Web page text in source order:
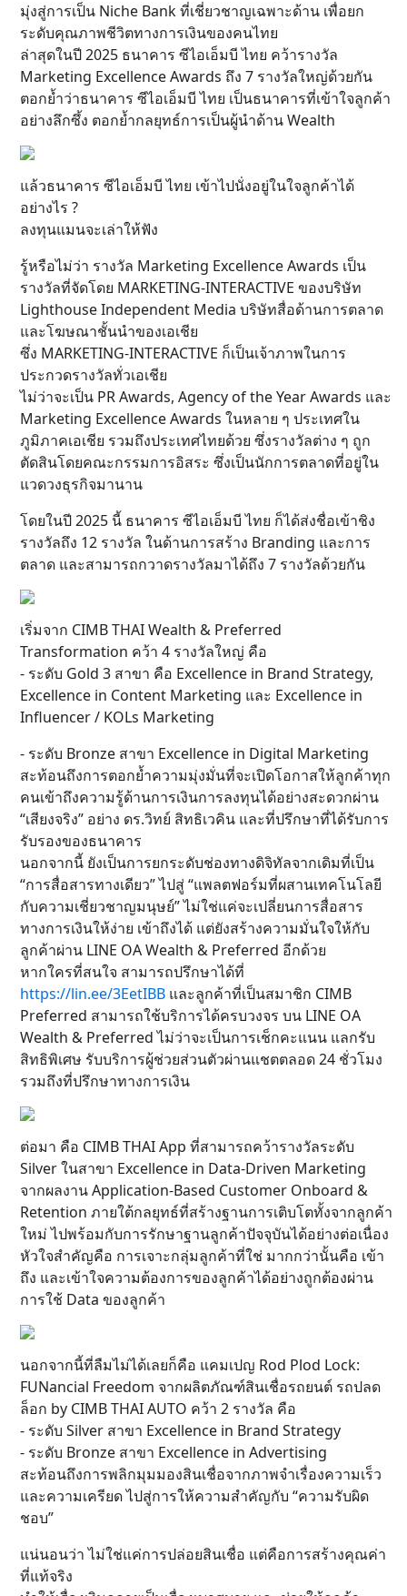
มุ่งสู่การเป็น Niche Bank ที่เชี่ยวชาญเฉพาะด้าน เพื่อยก
ระดับคุณภาพชีวิตทางการเงินของคนไทย
ล่าสุดในปี 2025 ธนาคาร ซีไอเอ็มบี ไทย คว้ารางวัล
Marketing Excellence Awards ถึง 7 รางวัลใหญ่ด้วยกัน
ตอกย้ำว่าธนาคาร ซีไอเอ็มบี ไทย เป็นธนาคารที่เข้าใจลูกค้า
อย่างลึกซึ้ง ตอกย้ำกลยุทธ์การเป็นผู้นำด้าน Wealth
แล้วธนาคาร ซีไอเอ็มบี ไทย เข้าไปนั่งอยู่ในใจลูกค้าได้
อย่างไร ?
ลงทุนแมนจะเล่าให้ฟัง
รู้หรือไม่ว่า รางวัล Marketing Excellence Awards เป็น
รางวัลที่จัดโดย MARKETING-INTERACTIVE ของบริษัท
Lighthouse Independent Media บริษัทสื่อด้านการตลาด
และโฆษณาชั้นนำของเอเชีย
ซึ่ง MARKETING-INTERACTIVE ก็เป็นเจ้าภาพในการ
ประกวดรางวัลทั่วเอเชีย
ไม่ว่าจะเป็น PR Awards, Agency of the Year Awards และ
Marketing Excellence Awards ในหลาย ๆ ประเทศใน
ภูมิภาคเอเชีย รวมถึงประเทศไทยด้วย ซึ่งรางวัลต่าง ๆ ถูก
ตัดสินโดยคณะกรรมการอิสระ ซึ่งเป็นนักการตลาดที่อยู่ใน
แวดวงธุรกิจมานาน
โดยในปี 2025 นี้ ธนาคาร ซีไอเอ็มบี ไทย ก็ได้ส่งชื่อเข้าชิง
รางวัลถึง 12 รางวัล ในด้านการสร้าง Branding และการ
ตลาด และสามารถกวาดรางวัลมาได้ถึง 7 รางวัลด้วยกัน
เริ่มจาก CIMB THAI Wealth & Preferred
Transformation คว้า 4 รางวัลใหญ่ คือ
- ระดับ Gold 3 สาขา คือ Excellence in Brand Strategy,
Excellence in Content Marketing และ Excellence in
Influencer / KOLs Marketing
- ระดับ Bronze สาขา Excellence in Digital Marketing
สะท้อนถึงการตอกย้ำความมุ่งมั่นที่จะเปิดโอกาสให้ลูกค้าทุก
คนเข้าถึงความรู้ด้านการเงินการลงทุนได้อย่างสะดวกผ่าน
“เสียงจริง” อย่าง ดร.วิทย์ สิทธิเวคิน และที่ปรึกษาที่ได้รับการ
รับรองของธนาคาร
นอกจากนี้ ยังเป็นการยกระดับช่องทางดิจิทัลจากเดิมที่เป็น
“การสื่อสารทางเดียว” ไปสู่ “แพลตฟอร์มที่ผสานเทคโนโลยี
กับความเชี่ยวชาญมนุษย์” ไม่ใช่แค่จะเปลี่ยนการสื่อสาร
ทางการเงินให้ง่าย เข้าถึงได้ แต่ยังสร้างความมั่นใจให้กับ
ลูกค้าผ่าน LINE OA Wealth & Preferred อีกด้วย
หากใครที่สนใจ สามารถปรึกษาได้ที่
https://lin.ee/3EetIBB และลูกค้าที่เป็นสมาชิก CIMB
Preferred สามารถใช้บริการได้ครบวงจร บน LINE OA
Wealth & Preferred ไม่ว่าจะเป็นการเช็กคะแนน แลกรับ
สิทธิพิเศษ รับบริการผู้ช่วยส่วนตัวผ่านแชตตลอด 24 ชั่วโมง
รวมถึงที่ปรึกษาทางการเงิน
ต่อมา คือ CIMB THAI App ที่สามารถคว้ารางวัลระดับ
Silver ในสาขา Excellence in Data-Driven Marketing
จากผลงาน Application-Based Customer Onboard &
Retention ภายใต้กลยุทธ์ที่สร้างฐานการเติบโตทั้งจากลูกค้า
ใหม่ ไปพร้อมกับการรักษาฐานลูกค้าปัจจุบันได้อย่างต่อเนื่อง
หัวใจสำคัญคือ การเจาะกลุ่มลูกค้าที่ใช่ มากกว่านั้นคือ เข้า
ถึง และเข้าใจความต้องการของลูกค้าได้อย่างถูกต้องผ่าน
การใช้ Data ของลูกค้า
นอกจากนี้ที่ลืมไม่ได้เลยก็คือ แคมเปญ Rod Plod Lock:
FUNancial Freedom จากผลิตภัณฑ์สินเชื่อรถยนต์ รถปลด
ล็อก by CIMB THAI AUTO คว้า 2 รางวัล คือ
- ระดับ Silver สาขา Excellence in Brand Strategy
- ระดับ Bronze สาขา Excellence in Advertising
สะท้อนถึงการพลิกมุมมองสินเชื่อจากภาพจำเรื่องความเร็ว
และความเครียด ไปสู่การให้ความสำคัญกับ “ความรับผิด
ชอบ”
แน่นอนว่า ไม่ใช่แค่การปล่อยสินเชื่อ แต่คือการสร้างคุณค่า
ที่แท้จริง